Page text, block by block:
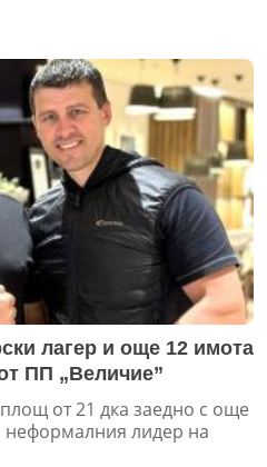
лагер и още 12 имота
ПП „Величие”
от 21 дка заедно с още
неформалния лидер на